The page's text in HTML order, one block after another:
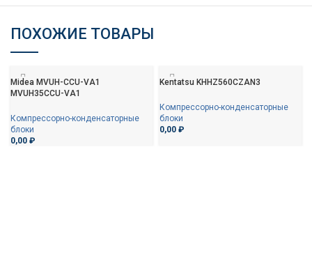
ПОХОЖИЕ ТОВАРЫ
Midea MVUH-CCU-VA1
MVUH35CCU-VA1
Компрессорно-конденсаторные
блоки
0,00 ₽
Kentatsu KHHZ560CZAN3
Компрессорно-конденсаторные
блоки
0,00 ₽